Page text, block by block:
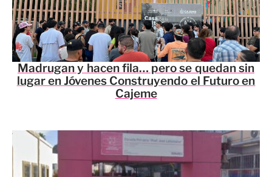
Madrugan y hacen fila… pero se quedan sin
lugar en Jóvenes Construyendo el Futuro en
Cajeme